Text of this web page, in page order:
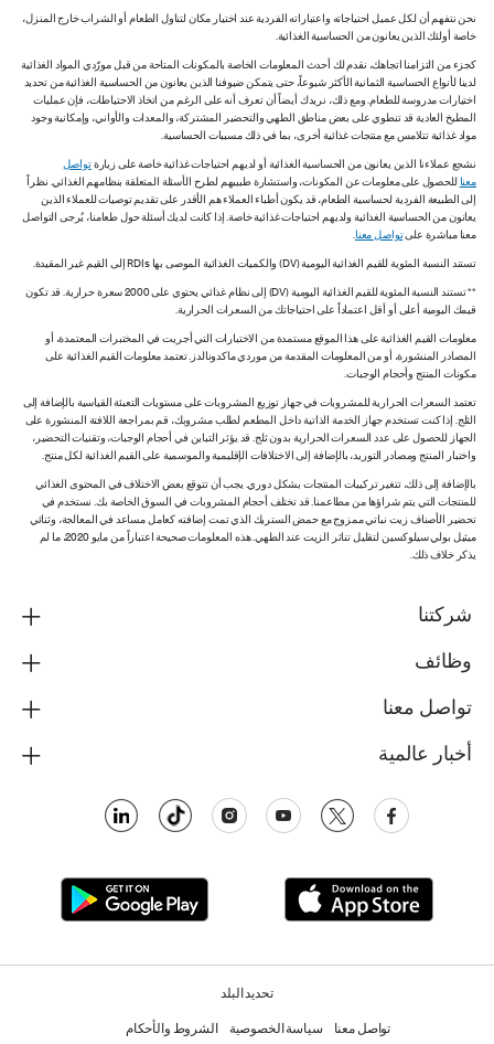
نحن نتفهم أن لكل عميل احتياجاته واعتباراته الفردية عند اختيار مكان لتناول الطعام أو الشراب خارج المنزل،
خاصة أولئك الذين يعانون من الحساسية الغذائية.
كجزء من التزامنا اتجاهك، نقدم لك أحدث المعلومات الخاصة بالمكونات المتاحة من قبل مورّدي المواد الغذائية
لدينا لأنواع الحساسية الثمانية الأكثر شيوعاً، حتى يتمكن ضيوفنا الذين يعانون من الحساسية الغذائية من تحديد
اختيارات مدروسة للطعام. ومع ذلك، نريدك أيضاً أن تعرف أنه على الرغم من اتخاذ الاحتياطات، فإن عمليات
المطبخ العادية قد تنطوي على بعض مناطق الطهي والتحضير المشتركة، والمعدات والأواني، وإمكانية وجود
مواد غذائية تتلامس مع منتجات غذائية أخرى، بما في ذلك مسببات الحساسية.
نشجع عملاءنا الذين يعانون من الحساسية الغذائية أو لديهم احتياجات غذائية خاصة على زيارةتواصل
معنا للحصول على معلومات عن المكونات، واستشارة طبيبهم لطرح الأسئلة المتعلقة بنظامهم الغذائي. نظراً
إلى الطبيعة الفردية لحساسية الطعام، قد يكون أطباء العملاء هم الأقدر على تقديم توصيات للعملاء الذين
يعانون من الحساسية الغذائية ولديهم احتياجات غذائية خاصة. إذا كانت لديك أسئلة حول طعامنا، يُرجى التواصل
معنا مباشرة علىتواصل معنا.
تستند النسبة المئوية للقيم الغذائية اليومية (DV) والكميات الغذائية الموصى بها RDIs إلى القيم غير المقيدة.
** تستند النسبة المئوية للقيم الغذائية اليومية (DV) إلى نظام غذائي يحتوي على 2000 سعرة حرارية. قد تكون
قيمك اليومية أعلى أو أقل اعتماداً على احتياجاتك من السعرات الحرارية.
معلومات القيم الغذائية على هذا الموقع مستمدة من الاختبارات التي أجريت في المختبرات المعتمدة، أو
المصادر المنشورة، أو من المعلومات المقدمة من موردي ماكدونالدز. تعتمد معلومات القيم الغذائية على
مكونات المنتج وأحجام الوجبات.
تعتمد السعرات الحرارية للمشروبات في جهاز توزيع المشروبات على مستويات التعبئة القياسية بالإضافة إلى
الثلج. إذا كنت تستخدم جهاز الخدمة الذاتية داخل المطعم لطلب مشروبك، قم بمراجعة اللافتة المنشورة على
الجهاز للحصول على عدد السعرات الحرارية بدون ثلج. قد يؤثر التباين في أحجام الوجبات، وتقنيات التحضير،
واختبار المنتج ومصادر التوريد، بالإضافة إلى الاختلافات الإقليمية والموسمية على القيم الغذائية لكل منتج.
بالإضافة إلى ذلك، تتغير تركيبات المنتجات بشكل دوري. يجب أن تتوقع بعض الاختلاف في المحتوى الغذائي
للمنتجات التي يتم شراؤها من مطاعمنا. قد تختلف أحجام المشروبات في السوق الخاصة بك. نستخدم في
تحضير الأصناف زيت نباتي ممزوج مع حمض الستريك الذي تمت إضافته كعامل مساعد في المعالجة، وثنائي
ميثيل بولي سيلوكسين لتقليل تناثر الزيت عند الطهي. هذه المعلومات صحيحة اعتباراً من مايو 2020، ما لم
يذكر خلاف ذلك.
شركتنا
وظائف
تواصل معنا
أخبار عالمية
تحديد البلد
تواصل معنا سياسة الخصوصية الشروط والأحكام